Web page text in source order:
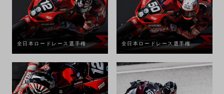
全日本ロードレース選手権 全日本ロードレース選手権